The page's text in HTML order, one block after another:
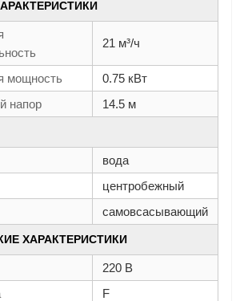
21 м³/ч
мощность
0.75 кВт
напор
14.5 м
вода
центробежный
самовсасывающий
ХАРАКТЕРИСТИКИ
220 В
F